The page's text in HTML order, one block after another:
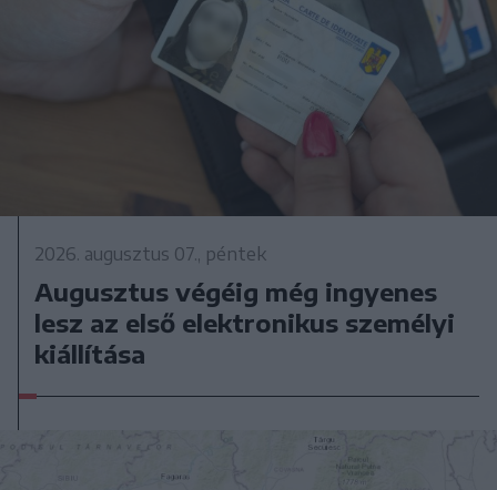
2026. augusztus 07., péntek
Augusztus végéig még ingyenes
lesz az első elektronikus személyi
kiállítása